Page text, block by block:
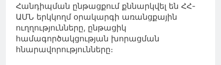
Հանդիպման ընթացքում քննարկվել են ՀՀ-
ԱՄՆ երկկողմ օրակարգի առանցքային
ուղղությունները, ընթացիկ
համագործակցության խորացման
հնարավորությունները։